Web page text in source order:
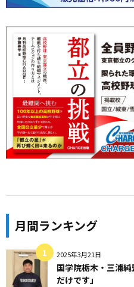
月間ランキング
2025年3月21日
国学院栃木・三浦
だけです」